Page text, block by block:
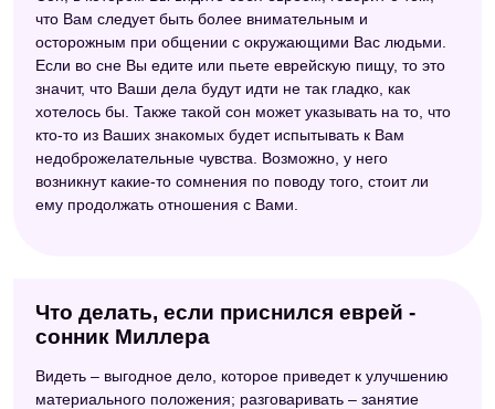
что Вам следует быть более внимательным и
осторожным при общении с окружающими Вас людьми.
Если во сне Вы едите или пьете еврейскую пищу, то это
значит, что Ваши дела будут идти не так гладко, как
хотелось бы. Также такой сон может указывать на то, что
кто-то из Ваших знакомых будет испытывать к Вам
недоброжелательные чувства. Возможно, у него
возникнут какие-то сомнения по поводу того, стоит ли
ему продолжать отношения с Вами.
Что делать, если приснился еврей -
сонник Миллера
Видеть – выгодное дело, которое приведет к улучшению
материального положения; разговаривать – занятие